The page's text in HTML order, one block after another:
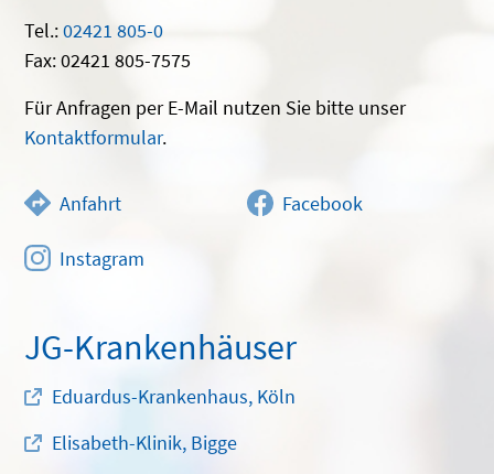
Tel.:02421 805-0
Fax: 02421 805-7575
Für Anfragen per E-Mail nutzen Sie bitte unser
Kontaktformular.
Anfahrt Facebook
Instagram
JG-Krankenhäuser
Eduardus-Krankenhaus, Köln
Elisabeth-Klinik, Bigge